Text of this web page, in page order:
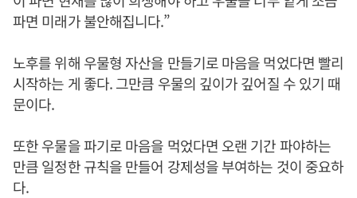
파면 미래가 불안해집니다.”
노후를 위해 우물형 자산을 만들기로 마음을 먹었다면 빨리
시작하는 게 좋다. 그만큼 우물의 깊이가 깊어질 수 있기 때
문이다.
또한 우물을 파기로 마음을 먹었다면 오랜 기간 파야하는
만큼 일정한 규칙을 만들어 강제성을 부여하는 것이 중요하
다.